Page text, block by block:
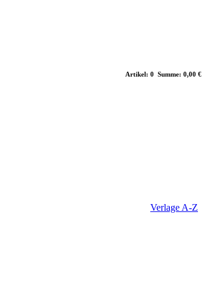
Artikel: 0 Summe: 0,00 €
Verlage A-Z